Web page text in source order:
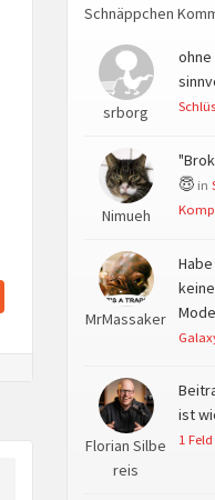
Schnäppchen
srborg
Nimueh
😇 in
MrMassaker
Florian Silbe
reis
ist
1